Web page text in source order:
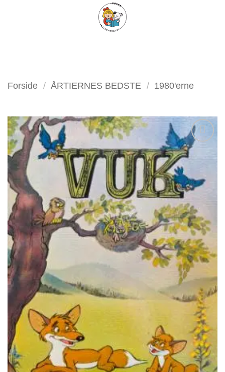
FILTER
Forside / ÅRTIERNES BEDSTE / 1980'erne